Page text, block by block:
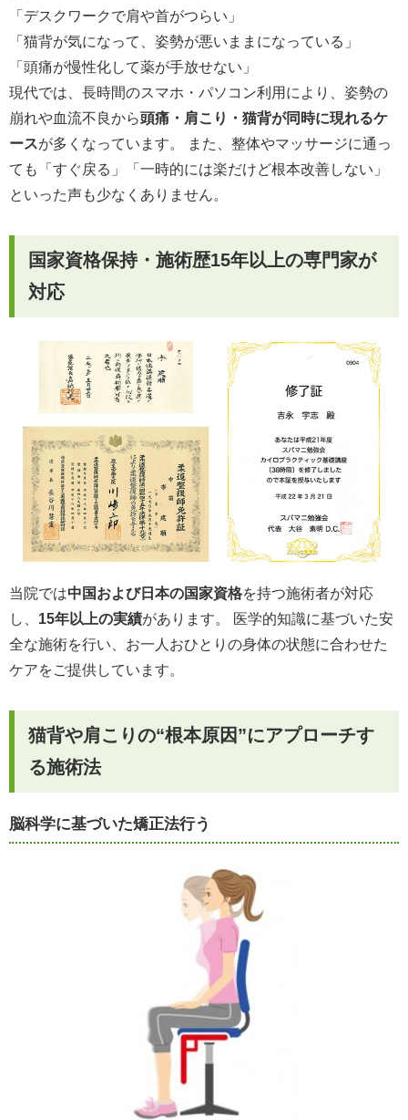
「デスクワークで肩や首がつらい」
「猫背が気になって、姿勢が悪いままになっている」
「頭痛が慢性化して薬が手放せない」
現代では、長時間のスマホ・パソコン利用により、姿勢の
崩れや血流不良から頭痛・肩こり・猫背が同時に現れるケ
ースが多くなっています。 また、整体やマッサージに通っ
ても「すぐ戻る」「一時的には楽だけど根本改善しない」
といった声も少なくありません。
国家資格保持・施術歴15年以上の専門家が
対応
当院では中国および日本の国家資格を持つ施術者が対応
し、 15年以上の実績があります。 医学的知識に基づいた安
全な施術を行い、お一人おひとりの身体の状態に合わせた
ケアをご提供しています。
猫背や肩こりの“根本原因”にアプローチす
る施術法
脳科学に基づいた矯正法行う